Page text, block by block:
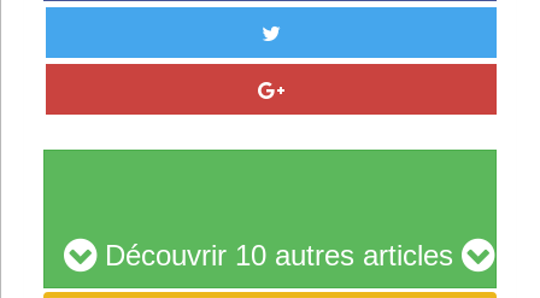
Découvrir 10 autres articles